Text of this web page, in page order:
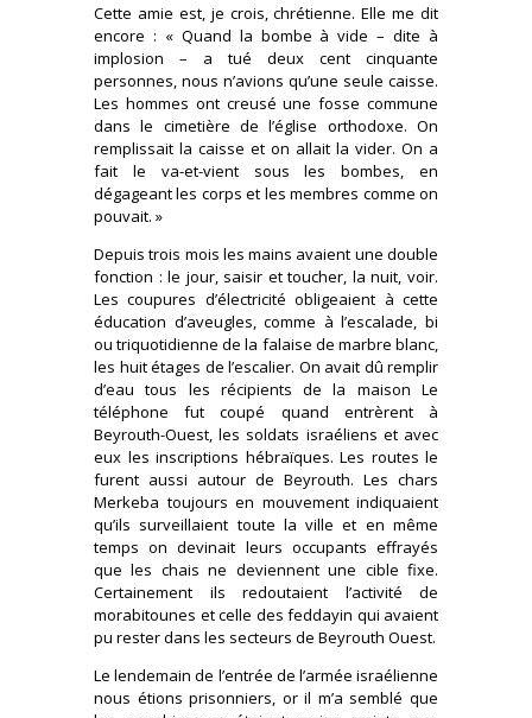
Cette amie est, je crois, chrétienne. Elle me dit
encore : « Quand la bombe à vide – dite à
implosion – a tué deux cent cinquante
personnes, nous n’avions qu’une seule caisse.
Les hommes ont creusé une fosse commune
dans le cimetière de l’église orthodoxe. On
remplissait la caisse et on allait la vider. On a
fait le va-et-vient sous les bombes, en
dégageant les corps et les membres comme on
pouvait. »
Depuis trois mois les mains avaient une double
fonction : le jour, saisir et toucher, la nuit, voir.
Les coupures d’électricité obligeaient à cette
éducation d’aveugles, comme à l’escalade, bi
ou triquotidienne de la falaise de marbre blanc,
les huit étages de l’escalier. On avait dû remplir
d’eau tous les récipients de la maison Le
téléphone fut coupé quand entrèrent à
Beyrouth-Ouest, les soldats israéliens et avec
eux les inscriptions hébraïques. Les routes le
furent aussi autour de Beyrouth. Les chars
Merkeba toujours en mouvement indiquaient
qu’ils surveillaient toute la ville et en même
temps on devinait leurs occupants effrayés
que les chais ne deviennent une cible fixe.
Certainement ils redoutaient l’activité de
morabitounes et celle des feddayin qui avaient
pu rester dans les secteurs de Beyrouth Ouest.
Le lendemain de l’entrée de l’armée israélienne
nous étions prisonniers, or il m’a semblé que